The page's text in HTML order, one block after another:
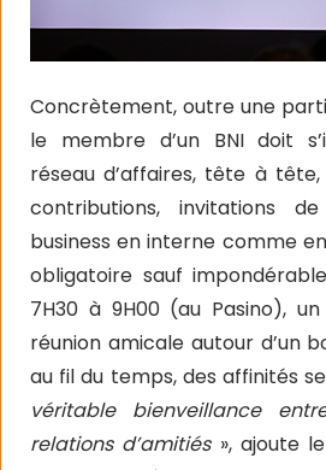
Concrètement, outre une
le membre d’un BNI doit
réseau d’affaires, tête à
contributions, invitations
business en interne comme
obligatoire sauf
7H30 à 9H00 (au Pasino),
réunion amicale autour d’un
au fil du temps, des affinités
véritable bienveillance
relations d’amitiés», ajoute